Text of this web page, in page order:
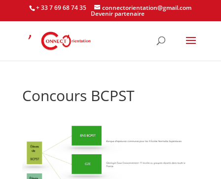
+ 33 7 69 68 74 35 connectorientation@gmail.com
Devenir partenaire
Concours BCPST